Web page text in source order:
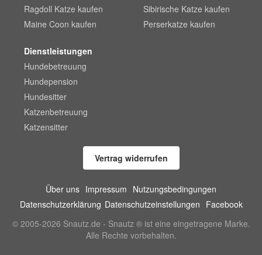
Ragdoll Katze kaufen
Maine Coon kaufen
Sibirische Katze kaufen
Perserkatze kaufen
Dienstleistungen
Hundebetreuung
Hundepension
Hundesitter
Katzenbetreuung
Katzensitter
Vertrag widerrufen
Über uns Impressum Nutzungsbedingungen
Datenschutzerklärung Datenschutzeinstellungen Facebook
© 2005-2026 Snautz.de - Snautz ® ist eine eingetragene Marke.
Alle Rechte vorbehalten.